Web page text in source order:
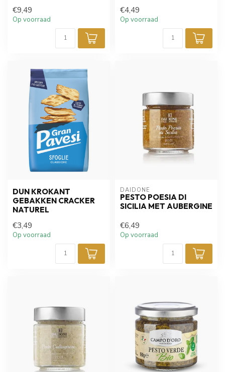
€9,49
Op voorraad
€4,49
Op voorraad
DUN KROKANT
GEBAKKEN CRACKER
NATUREL
€3,49
Op voorraad
DAIDONE
PESTO POESIA DI
SICILIA MET AUBERGINE
€6,49
Op voorraad